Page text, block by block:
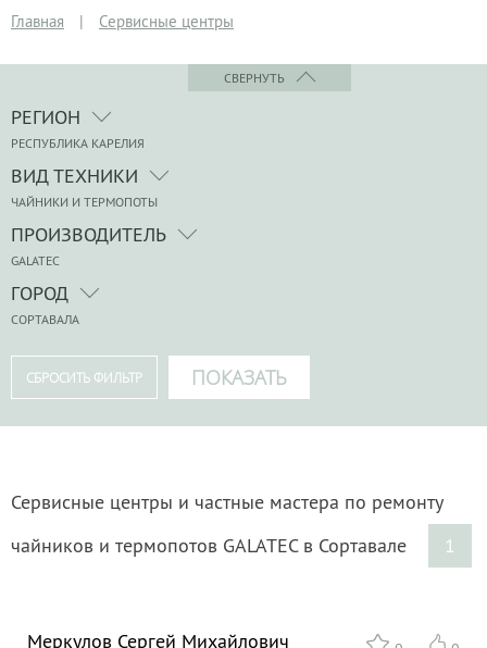
Главная | Сервисные центры
СВЕРНУТЬ
РЕГИОН
РЕСПУБЛИКА КАРЕЛИЯ
ВИД ТЕХНИКИ
ЧАЙНИКИ И ТЕРМОПОТЫ
ПРОИЗВОДИТЕЛЬ
GALATEC
ГОРОД
СОРТАВАЛА
Сервисные центры и частные мастера по ремонту
чайников и термопотов GALATEC в Сортавале
1
Меркулов Сергей Михайлович